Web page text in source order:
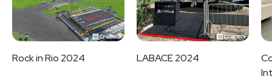
Rock in Rio 2024 LABACE 2024